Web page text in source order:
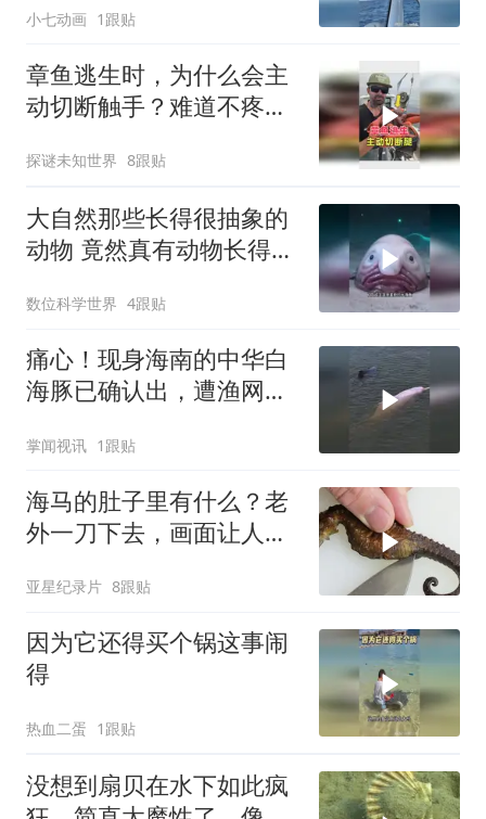
小七动画 1跟贴
章鱼逃生时，为什么会主
动切断触手？难道不疼
探谜未知世界 8跟贴
大自然那些长得很抽象的
动物 竟然真有动物长得如
数位科学世界 4跟贴
痛心！现身海南的中华白
海豚已确认出，遭渔网勒
掌闻视讯 1跟贴
海马的肚子里有什么？老
外一刀下去，画面让人不
亚星纪录片 8跟贴
因为它还得买个锅这事闹
得
热血二蛋 1跟贴
没想到扇贝在水下如此疯